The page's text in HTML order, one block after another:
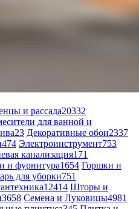
и рассада20332
для ванной и
23 Декоративные обои2337
474 Электроинструмент753
канализация171
и фурнитура1654 Горшки и
для уборки751
12414 Шторы и
3658 Семена и Луковицы4981